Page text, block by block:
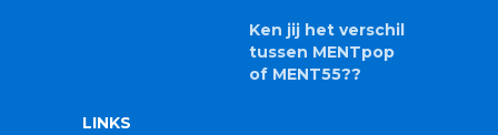
Ken jij het verschil
tussen MENTpop
of MENT55??
LINKS